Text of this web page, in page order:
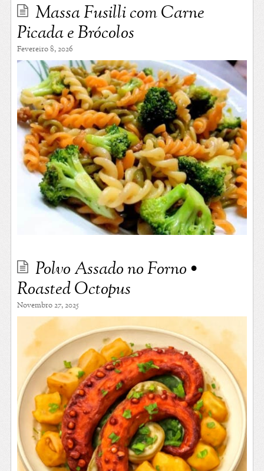
Massa Fusilli com Carne
Picada e Brócolos
Fevereiro 8, 2026
Polvo Assado no Forno •
Roasted Octopus
Novembro 27, 2025